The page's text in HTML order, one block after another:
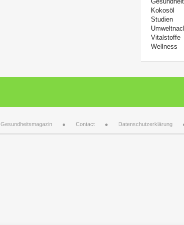
Kokosöl
Studien
Vitalstoffe
Wellness
Gesundheitsmagazin Contact Datenschutzerklärung